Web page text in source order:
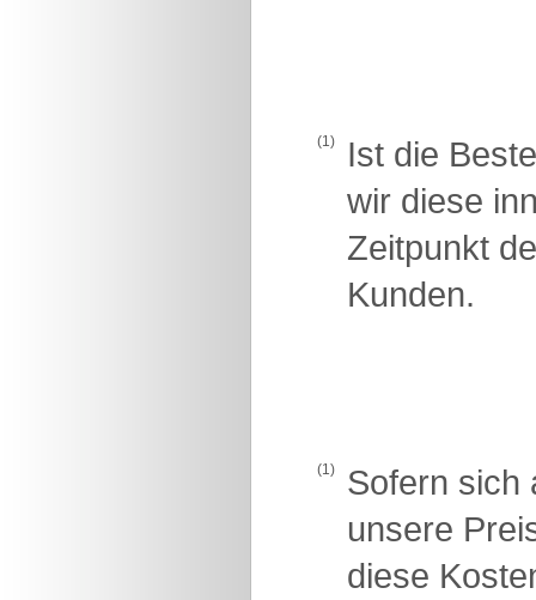
(1)
Ist die
wir diese
Zeitpunkt
Kunden.
(1)
Sofern sich
unsere
diese